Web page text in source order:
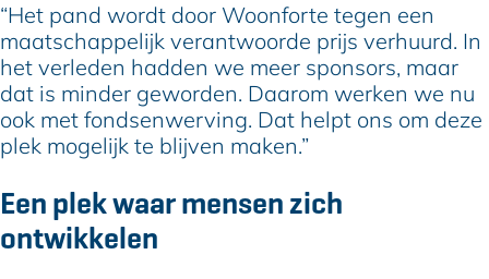
“Het pand wordt door Woonforte tegen een
maatschappelijk verantwoorde prijs verhuurd. In
het verleden hadden we meer sponsors, maar
dat is minder geworden. Daarom werken we nu
ook met fondsenwerving. Dat helpt ons om deze
plek mogelijk te blijven maken.”
Een plek waar mensen zich
ontwikkelen